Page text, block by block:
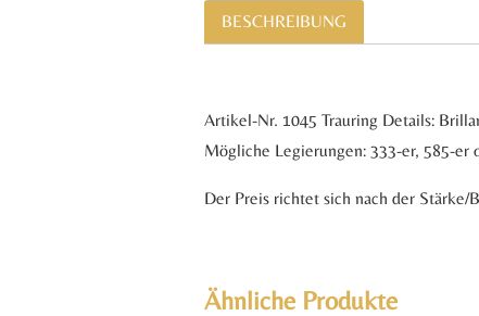
BESCHREIBUNG
Artikel-Nr. 1045 Trauring Details:
Mögliche Legierungen: 333-er, 585-er
Der Preis richtet sich nach der
Ähnliche Produkte